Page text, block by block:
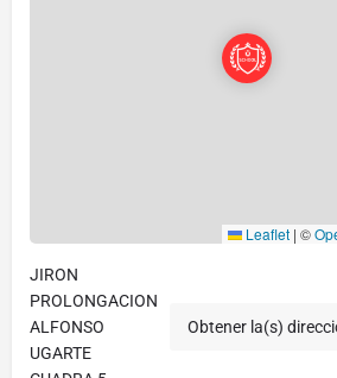
Leaflet | ©
JIRON
PROLONGACION
ALFONSO
UGARTE
Obtener la(s)